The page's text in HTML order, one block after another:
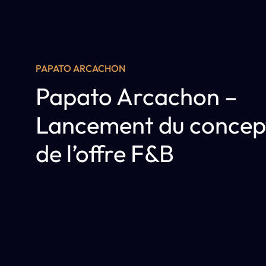
PAPATO ARCACHON
Papato Arcachon –
Lancement du
de l’offre F&B